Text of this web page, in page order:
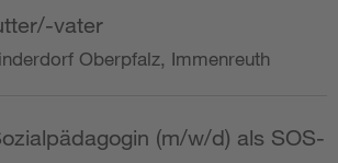
vater
Oberpfalz, Immenreuth
(m/w/d) als SOS-